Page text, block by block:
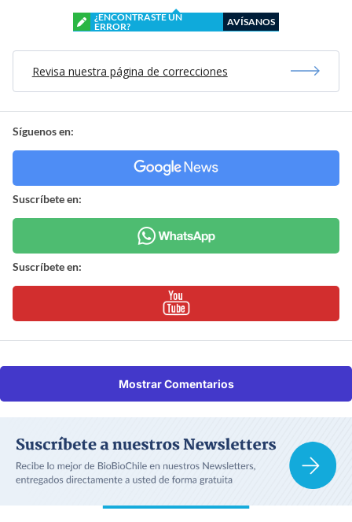
¿ENCONTRASTE UN
ERROR?
AVÍSANOS
Revisa nuestra página de correcciones
Síguenos en:
Suscríbete en:
Suscríbete en:
Mostrar Comentarios